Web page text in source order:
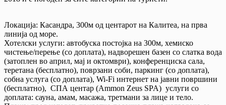
Локација: Касандра, 300м од центарот на Калитеа, на прва
линија од море.
Хотелски услуги: автобуска постојка на 300м, хемиско
чистење/перење (со доплата), надворешен базен со слатка вода
(затоплен во април, мај и октомври), конференциска сала,
теретана (бесплатно), поврзани соби, паркинг (со доплата),
собна услуга (со доплата), Wi-Fi интернет на јавни површини
(бесплатно), СПА центар (Ammon Zeus SPA) услуги со
доплата: сауна, амам, масажа, третмани за лице и тело.